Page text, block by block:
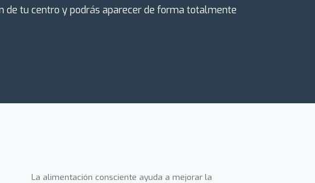
de tu centro y podrás aparecer de forma totalmente
La alimentación consciente ayuda a mejorar la